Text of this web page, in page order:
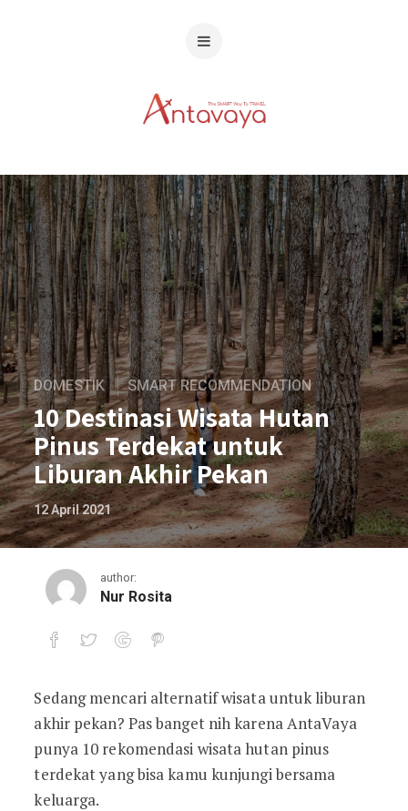
DOMESTIK SMART RECOMMENDATION
10 Destinasi Wisata Hutan
Pinus Terdekat untuk
Liburan Akhir Pekan
12 April 2021
author:
Nur Rosita
10 Destinasi Wisata Hutan Pinus
Sedang mencari alternatif wisata untuk liburan
akhir pekan? Pas banget nih karena AntaVaya
punya 10 rekomendasi wisata hutan pinus
terdekat yang bisa kamu kunjungi bersama
keluarga.